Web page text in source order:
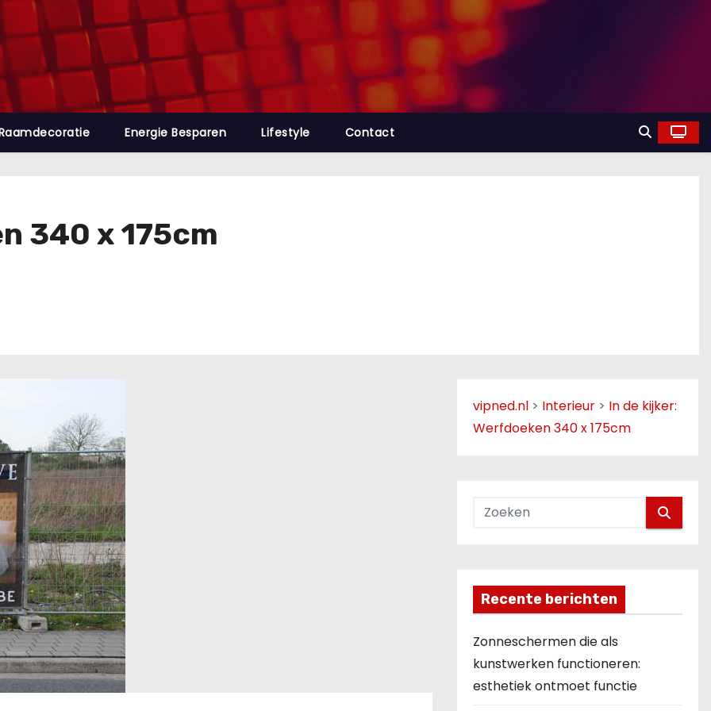
Energie Besparen Lifestyle Contact
340 x 175cm
vipned.nl > Interieur > In de kijker:
Werfdoeken 340 x 175cm
Recente berichten
Zonneschermen die als
kunstwerken functioneren:
esthetiek ontmoet functie